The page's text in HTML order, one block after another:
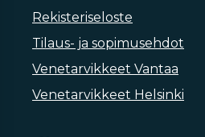
Rekisteriseloste
Tilaus- ja sopimusehdot
Venetarvikkeet Vantaa
Venetarvikkeet Helsinki